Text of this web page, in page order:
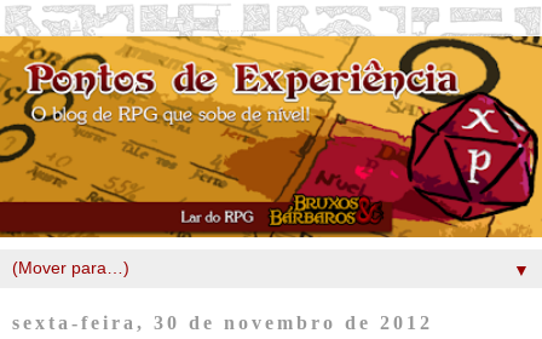
▼
sexta-feira, 30 de novembro de 2012